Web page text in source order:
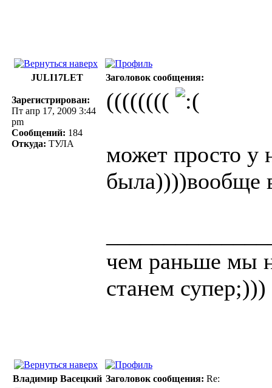
JULI17LET Заголовок сообщения:
Зарегистрирован:
Пт апр 17, 2009 3:44
pm
Сообщений: 184
Откуда: ТУЛА
((((((((
может просто у
была))))вообще
чем раньше мы
станем супер;)))
Владимир Васецкий Заголовок сообщения: Re: